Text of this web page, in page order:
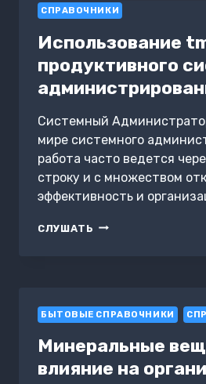
СПРАВОЧНИКИ
Использование
продуктивного
Системный
мире системного
работа часто ведется
строку и с множеством
эффективность и
СЛУШАТЬ ИСПОЛЬЗОВАНИЕ
БЫТОВЫЕ СПРАВОЧНИКИ
Минеральные
влияние на